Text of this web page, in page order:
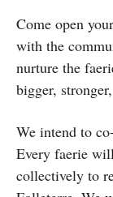
Come open
with the
nurture the
bigger,
We intend to
Every faerie
collectively to